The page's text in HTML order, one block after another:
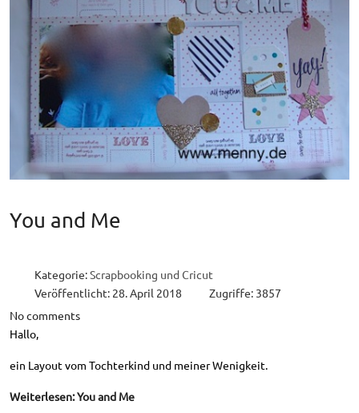
You and Me
Kategorie:Scrapbooking und Cricut
Veröffentlicht: 28. April 2018
Zugriffe: 3857
No comments
Hallo,
ein Layout vom Tochterkind und meiner Wenigkeit.
Weiterlesen: You and Me